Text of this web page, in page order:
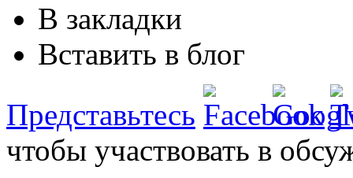
В закладки
Вставить в блог
Представьтесь
чтобы участвовать в